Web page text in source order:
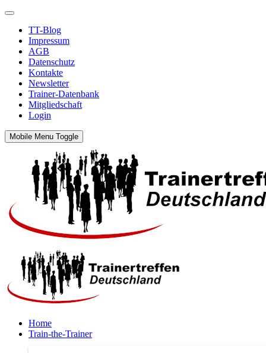
TT-Blog
Impressum
AGB
Datenschutz
Kontakte
Newsletter
Trainer-Datenbank
Mitgliedschaft
Login
Mobile Menu Toggle
Home
Train-the-Trainer